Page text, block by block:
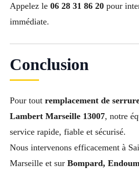
Appelez le 06 28 31 86 20 pour
immédiate.
Conclusion
Pour tout remplacement de
Lambert Marseille 13007, notre
service rapide, fiable et sécurisé.
Nous intervenons efficacement à
Marseille et sur Bompard,